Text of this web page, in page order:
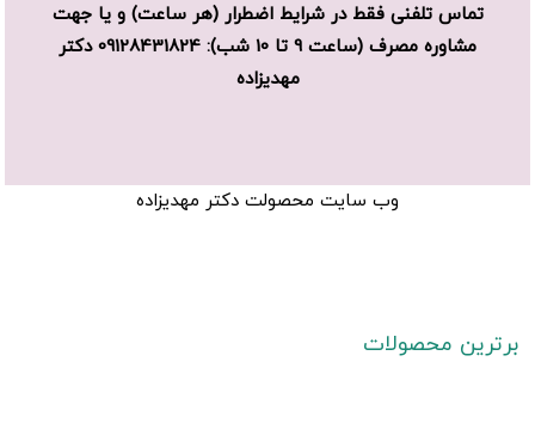
تماس تلفنی فقط در شرایط اضطرار (هر ساعت) و یا جهت
مشاوره مصرف (ساعت 9
تا 10
شب): 09128431824 دکتر
مهدیزاده
وب سایت محصولت دکتر مهدیزاده
برترین محصولات